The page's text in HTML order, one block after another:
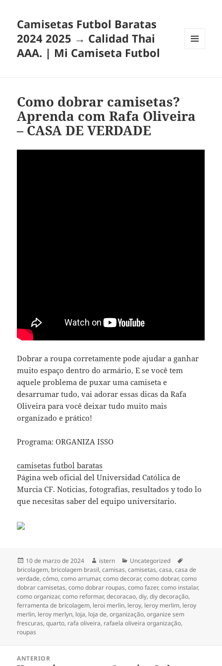
Camisetas Futbol Baratas
2024 2025 → Calidad Thai
AAA. | Mi Camiseta Futbol
Como dobrar camisetas?
Aprenda com Rafa Oliveira
– CASA DE VERDADE
Dobrar a roupa corretamente pode ajudar a ganhar
muito espaço dentro do armário, E se você tem
aquele problema de puxar uma camiseta e
desarrumar tudo, vai adorar essas dicas da Rafa
Oliveira para você deixar tudo muito mais
organizado e prático!
Programa: ORGANIZA ISSO
camisetas futbol baratas
Página web oficial del Universidad Católica de
Murcia CF. Noticias, fotografías, resultados y todo lo
que necesitas saber del equipo universitario.
Publicado
el
10 de marzo de 2024 Autor
istern Categorías
Uncategorized
bricolagem, bricolagem brasil,camisas,camisetas,casa,casa de
verdade,cómo,como arrumar,como decorar,como dobrar,como
dobrar camisetas,como dobrar roupas,como fazer,como instalar,
como organizar,como reformar,decoracao,diy,diy decoração,
ferramenta de bricolagem, leroi merlin, leroy, leroy merlim, leroy
merlin, leroy merlyn, loja, loja de,organização,organize sem
frescuras,quarto, rafa oliveira, rafaela oliveira organização,
roupas
ANTERIOR